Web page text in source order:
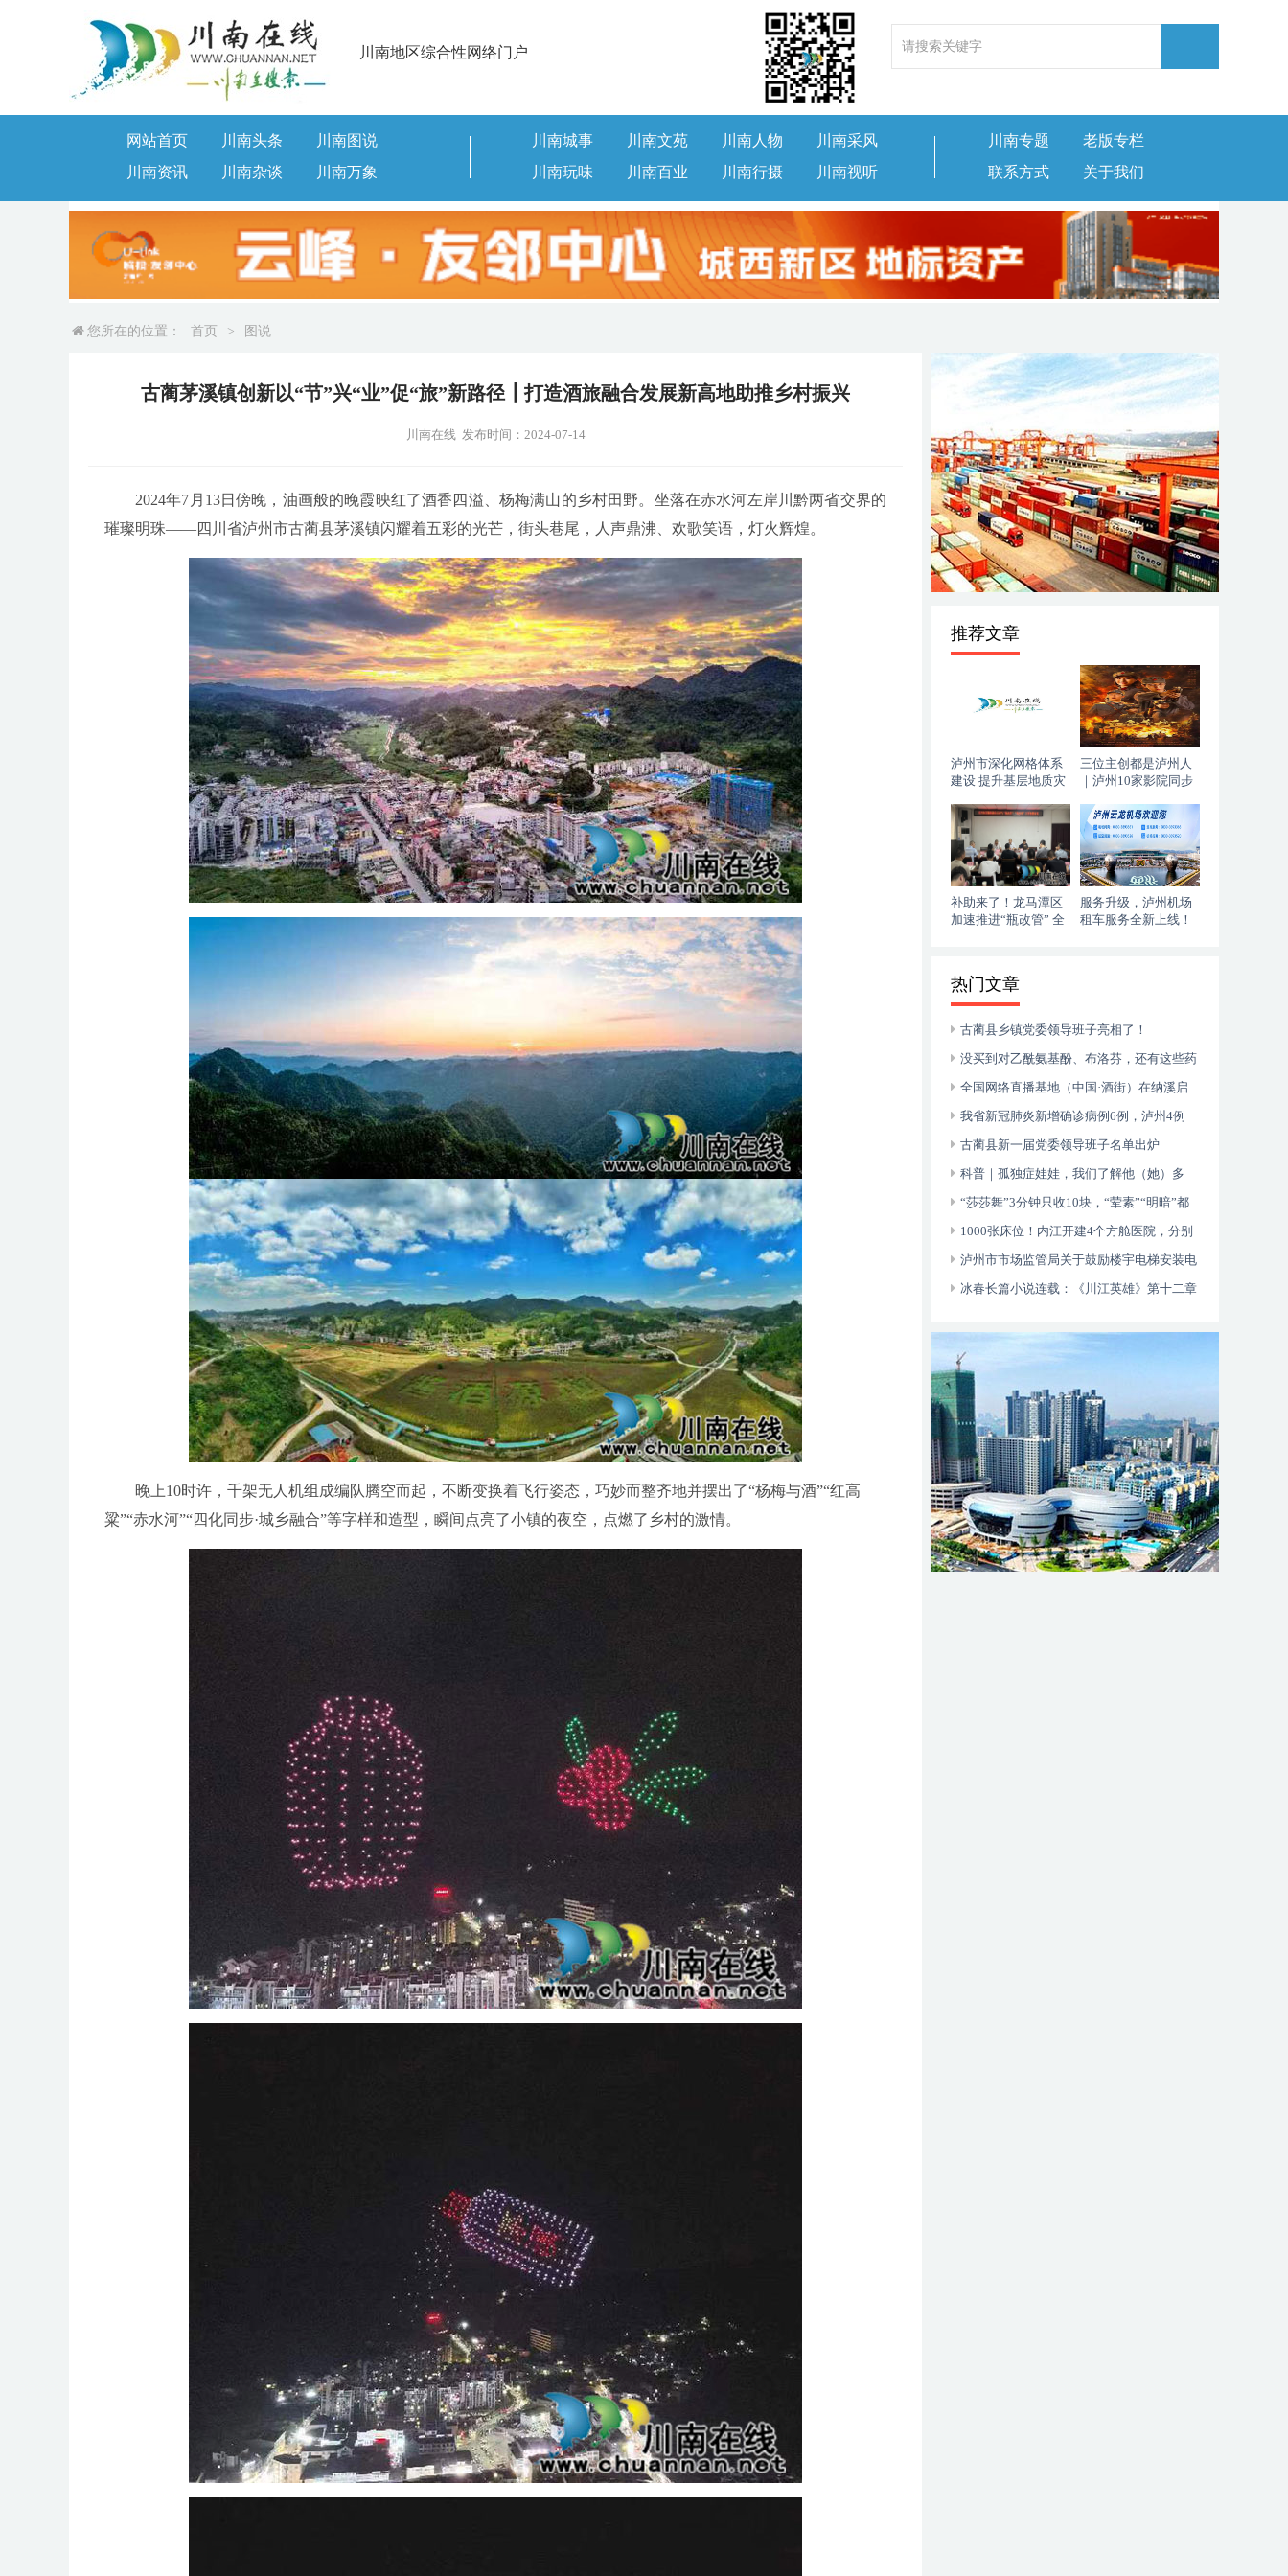
川南地区综合性网络门户
网站首页 川南头条
川南图说
川南资讯
川南杂谈 川南万象
川南城事 川南文苑 川南人物
川南采风
川南玩味
川南百业 川南行摄 川南视听
川南专题
老版专栏
联系方式
关于我们
您所在的位置： 首页 > 图说
古蔺茅溪镇创新以“节”兴“业”促“旅”新路径┃打造酒旅融合发展新高地助推乡村振兴
川南在线 发布时间：2024-07-14
2024年7月13日傍晚，油画般的晚霞映红了酒香四溢、杨梅满山的乡村田野。坐落在赤水河左岸川黔两省交界的
璀璨明珠——四川省泸州市古蔺县茅溪镇闪耀着五彩的光芒，街头巷尾，人声鼎沸、欢歌笑语，灯火辉煌。
晚上10时许，千架无人机组成编队腾空而起，不断变换着飞行姿态，巧妙而整齐地并摆出了“杨梅与酒”“红高
粱”“赤水河”“四化同步·城乡融合”等字样和造型，瞬间点亮了小镇的夜空，点燃了乡村的激情。
推荐文章
泸州市深化网格体系
建设 提升基层地质灾
三位主创都是泸州人
｜泸州10家影院同步
今日登陆全国院线
补助来了！龙马潭区
加速推进“瓶改管” 全
服务升级，泸州机场
租车服务全新上线！
热门文章
古蔺县乡镇党委领导班子亮相了！
没买到对乙酰氨基酚、布洛芬，还有这些药
可以临时替代
全国网络直播基地（中国·酒街）在纳溪启
动运行
我省新冠肺炎新增确诊病例6例，泸州4例
古蔺县新一届党委领导班子名单出炉
科普｜孤独症娃娃，我们了解他（她）多
少？
“莎莎舞”3分钟只收10块，“荤素”“明暗”都
有，还可以······
1000张床位！内江开建4个方舱医院，分别
位于——
泸州市市场监管局关于鼓励楼宇电梯安装电
动自行车智能阻止系统的倡议书
冰春长篇小说连载：《川江英雄》第十二章